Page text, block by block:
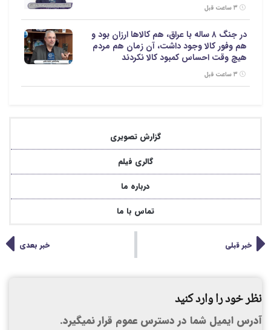
در جنگ ۸ ساله با عراق، هم کالاها ارزان بود و
هم وفور کالا وجود داشت، آن زمان هم مردم
هیچ وقت احساس کمبود کالا نکردند
گزارش تصویری
گالری فیلم
درباره ما
تماس با ما
خبر قبلی خبر بعدی
نظر خود را وارد کنید
آدرس ایمیل شما در دسترس عموم قرار نمیگیرد.